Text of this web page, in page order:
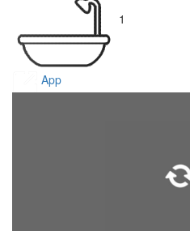
1
App